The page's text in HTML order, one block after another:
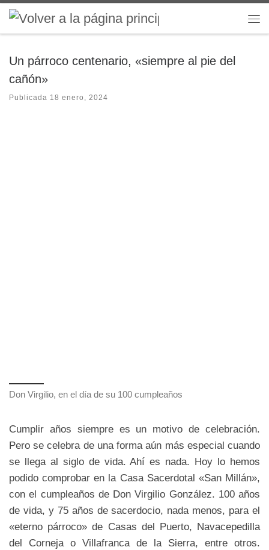
Saltar al contenido
Un párroco centenario, «siempre al pie del
cañón»
Publicada 18 enero, 2024
Don Virgilio, en el día de su 100 cumpleaños
Cumplir años siempre es un motivo de celebración.
Pero se celebra de una forma aún más especial cuando
se llega al siglo de vida. Ahí es nada. Hoy lo hemos
podido comprobar en la Casa Sacerdotal «San Millán»,
con el cumpleaños de Don Virgilio González. 100 años
de vida, y 75 años de sacerdocio, nada menos, para el
«eterno párroco» de Casas del Puerto, Navacepedilla
del Corneja o Villafranca de la Sierra, entre otros.